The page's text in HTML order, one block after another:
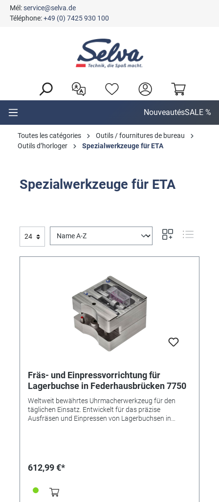
principal
Mél:service@selva.de
Téléphone:+49 (0) 7425 930 100
NouveautésSALE %
Toutes les catégories
Outils / fournitures de bureau
Outils d’horloger
Spezialwerkzeuge für ETA
Spezialwerkzeuge für ETA
Fräs- und Einpressvorrichtung für
Lagerbuchse in Federhausbrücken 7750
Weltweit bewährtes Uhrmacherwerkzeug für den
täglichen Einsatz. Entwickelt für das präzise
Ausfräsen und Einpressen von Lagerbuchsen in
Lieferung inklusive: • Fräs- und Einpressvorrichtung
Einpresspunzen • Lochsteine (10 Stück) MADE IN
GERMANY Anwendung (siehe auch Bilder) •
612,99 €*